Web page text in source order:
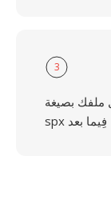
3
ملفك بصيغة
spx فِيما بعد